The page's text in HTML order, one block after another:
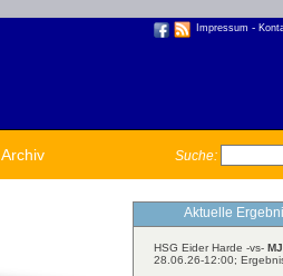
Impressum -
Archiv Suche:
Aktuelle
HSG Eider Harde -vs-
28.06.26-12:00;